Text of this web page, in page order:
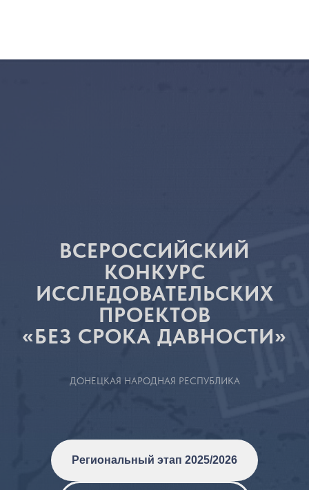
ВСЕРОССИЙСКИЙ
КОНКУРС
ИССЛЕДОВАТЕЛЬСКИХ
ПРОЕКТОВ
«БЕЗ СРОКА ДАВНОСТИ»
ДОНЕЦКАЯ НАРОДНАЯ РЕСПУБЛИКА
Региональный этап 2025/2026